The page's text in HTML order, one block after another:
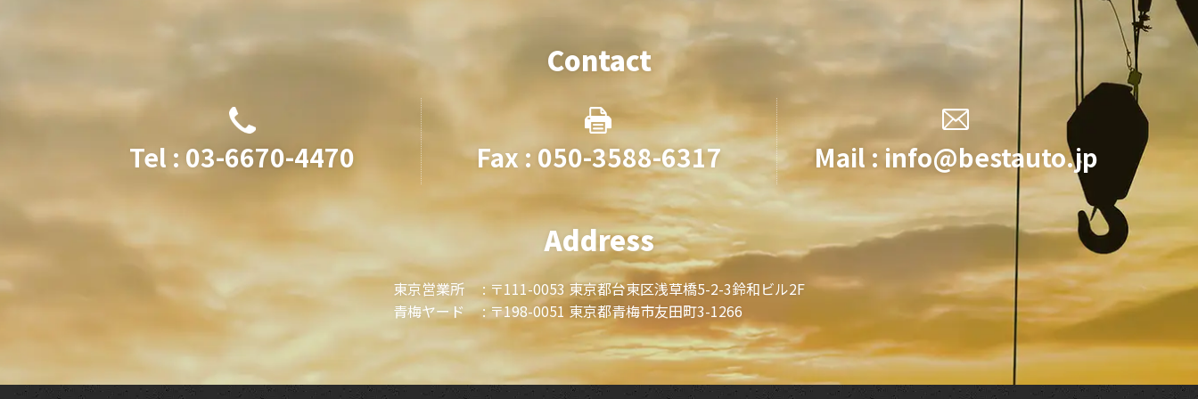
Contact
Tel : 03-6670-4470 Fax : 050-3588-6317 Mail : info@bestauto.jp
Address
東京営業所 :〒111-0053 東京都台東区浅草橋5-2-3鈴和ビル2F
青梅ヤード :〒198-0051 東京都青梅市友田町3-1266